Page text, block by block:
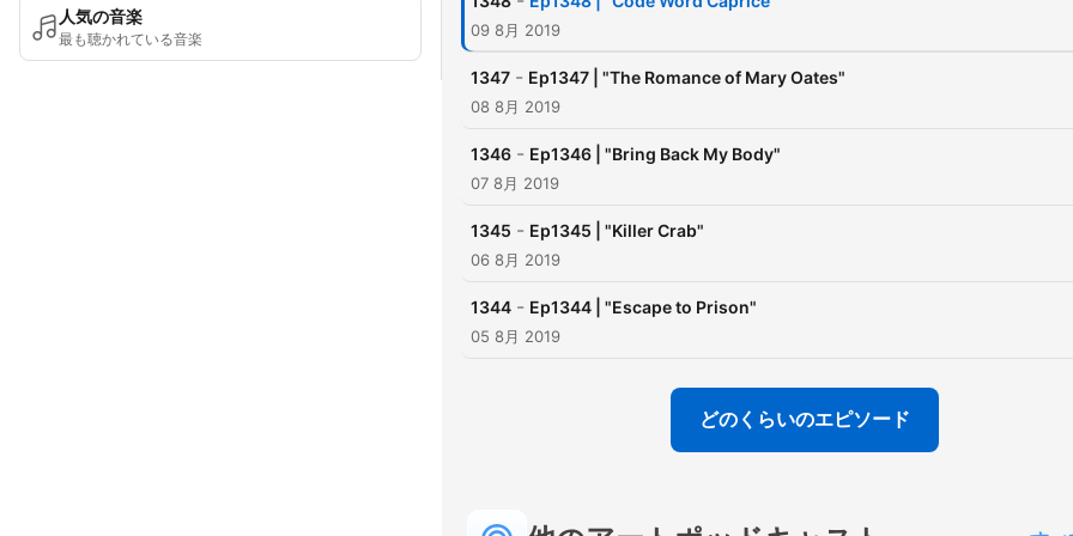
人気の音楽
最も聴かれている音楽 09 8月 2019
1347 - Ep1347 | "The Romance of Mary Oates"
08 8月 2019
1346 - Ep1346 | "Bring Back My Body"
07 8月 2019
1345 - Ep1345 | "Killer Crab"
06 8月 2019
1344 - Ep1344 | "Escape to Prison"
05 8月 2019
どのくらいのエピソード